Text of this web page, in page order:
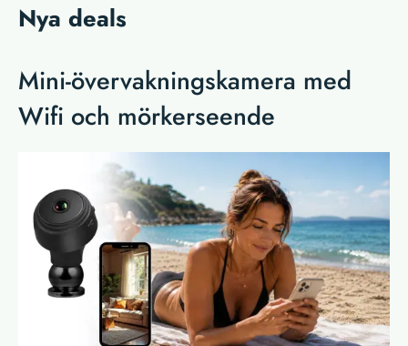
Nya deals
Mini-övervakningskamera med
Wifi och mörkerseende